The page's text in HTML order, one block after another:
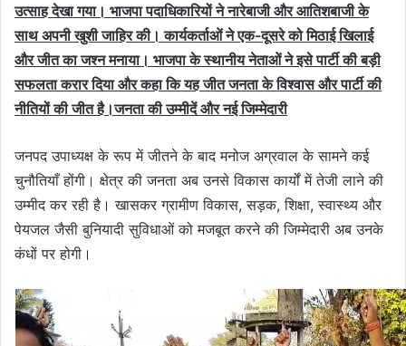
उत्साह देखा गया। भाजपा पदाधिकारियों ने नारेबाजी और आतिशबाजी के
साथ अपनी खुशी जाहिर की। कार्यकर्ताओं ने एक-दूसरे को मिठाई खिलाई
और जीत का जश्न मनाया। भाजपा के स्थानीय नेताओं ने इसे पार्टी की बड़ी
सफलता करार दिया और कहा कि यह जीत जनता के विश्वास और पार्टी की
नीतियों की जीत है।जनता की उम्मीदें और नई जिम्मेदारी
जनपद उपाध्यक्ष के रूप में जीतने के बाद मनोज अग्रवाल के सामने कई
चुनौतियाँ होंगी। क्षेत्र की जनता अब उनसे विकास कार्यों में तेजी लाने की
उम्मीद कर रही है। खासकर ग्रामीण विकास, सड़क, शिक्षा, स्वास्थ्य और
पेयजल जैसी बुनियादी सुविधाओं को मजबूत करने की जिम्मेदारी अब उनके
कंधों पर होगी।